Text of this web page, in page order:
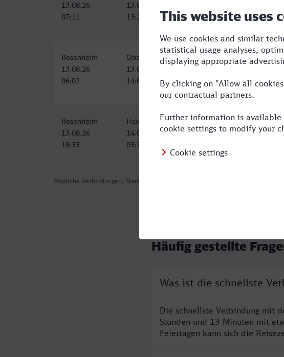
Mögliche Verbindungen, Stand: 2026-07-30 05:16
13.08.26
07:11
13.08.26
13:24
Rosenheim
13.08.26
06:02
Oberhausen Hbf
13.08.26
14:05
Rosenheim
13.08.26
18:33
Hauptbahnhof, Oberhausen (Rheinland)
14.08.26
03:30
Häufig gestellte
Was ist die schnellste
Die schnellste Verbindung mit
Stunden und 13 Minuten mit
Feiertagen kann sich die